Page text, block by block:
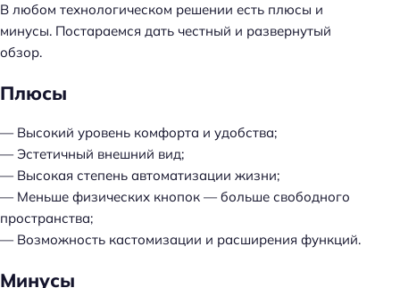
В любом технологическом решении есть плюсы и
минусы. Постараемся дать честный и развернутый
обзор.
Плюсы
— Высокий уровень комфорта и удобства;
— Эстетичный внешний вид;
— Высокая степень автоматизации жизни;
— Меньше физических кнопок — больше свободного
пространства;
— Возможность кастомизации и расширения функций.
Минусы